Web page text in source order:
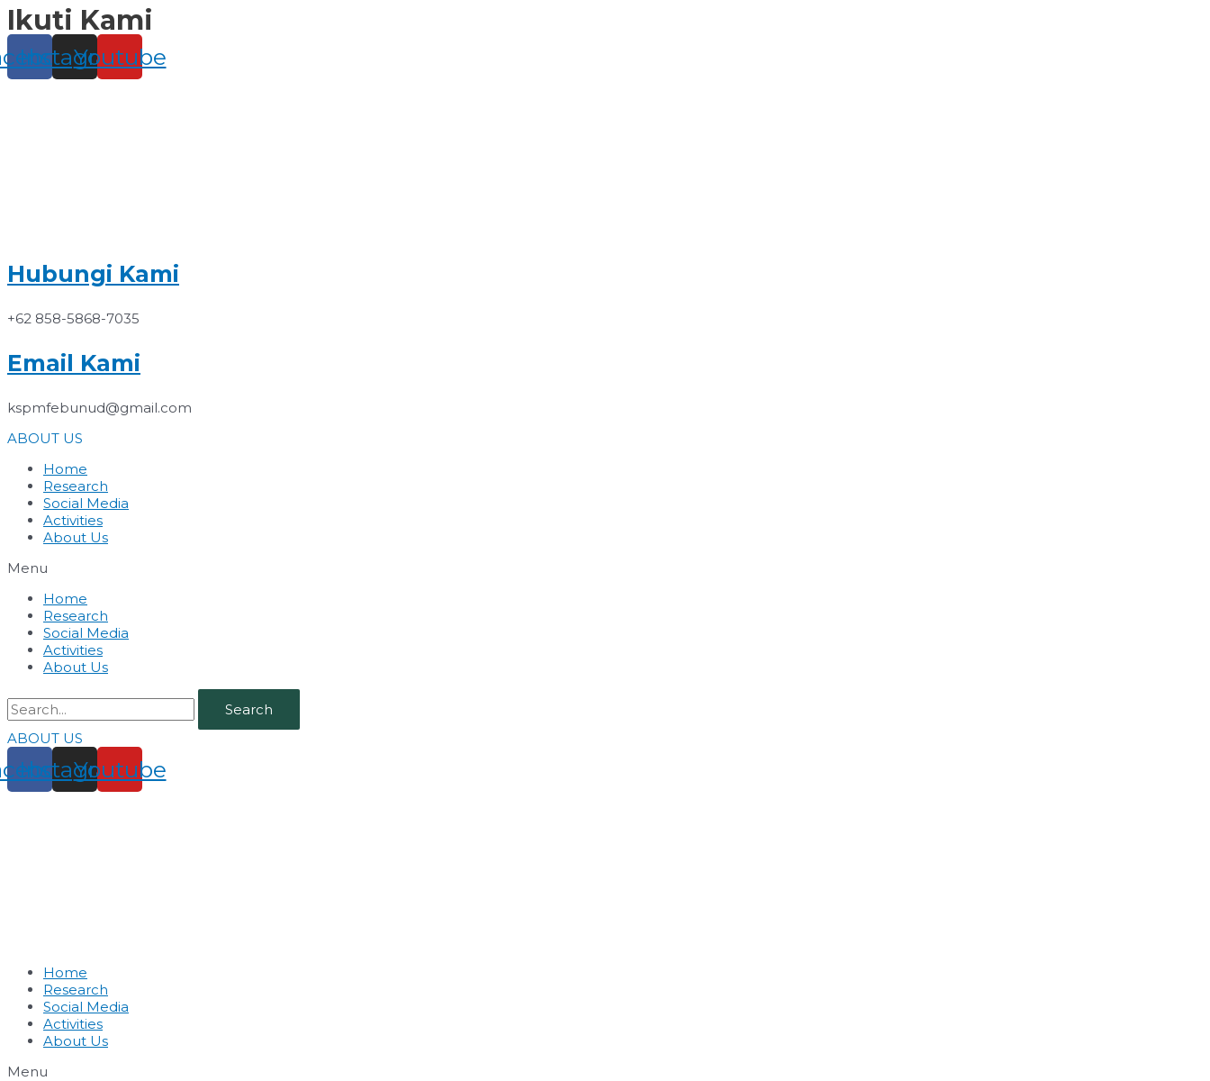
Skip
to
content
Ikuti Kami
Instagram
Youtube
Hubungi Kami
+62 858-5868-7035
Email Kami
kspmfebunud@gmail.com
ABOUT US
Home
Research
Social Media
Activities
About Us
Menu
Home
Research
Social Media
Activities
About Us
Search
ABOUT US
Instagram
Youtube
Home
Research
Social Media
Activities
About Us
Menu